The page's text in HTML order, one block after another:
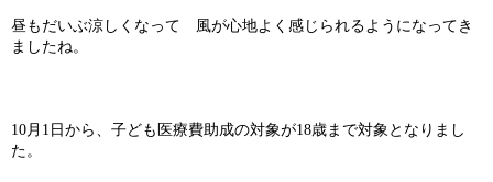
昼もだいぶ涼しくなって 風が心地よく感じられるようになってき
ましたね。
10月1日から、子ども医療費助成の対象が18歳まで対象となりまし
た。